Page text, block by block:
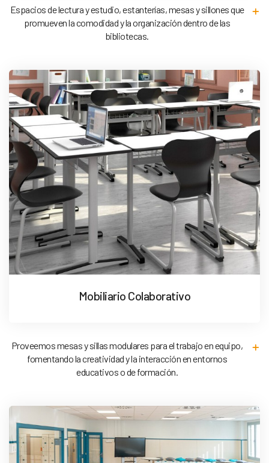
Espacios de lectura y estudio, estanterías, mesas y sillones que
promueven la comodidad y la organización dentro de las
bibliotecas.
Mobiliario Colaborativo
Proveemos mesas y sillas modulares para el trabajo en equipo,
fomentando la creatividad y la interacción en entornos
educativos o de formación.